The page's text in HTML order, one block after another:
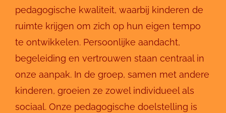
pedagogische kwaliteit, waarbij kinderen de
ruimte krijgen om zich op hun eigen tempo
te ontwikkelen. Persoonlijke aandacht,
begeleiding en vertrouwen staan centraal in
onze aanpak. In de groep, samen met andere
kinderen, groeien ze zowel individueel als
sociaal. Onze pedagogische doelstelling is